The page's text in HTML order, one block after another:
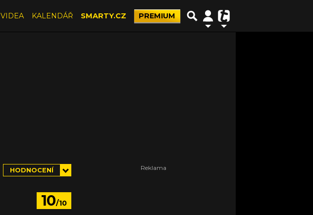
VIDEA KALENDÁŘ SMARTY.CZ PREMIUM
HODNOCENÍ
10/10